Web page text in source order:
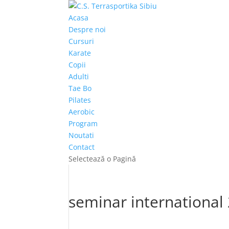
Acasa
Despre noi
Cursuri
Karate
Copii
Adulti
Tae Bo
Pilates
Aerobic
Program
Noutati
Contact
Selectează o Pagină
seminar international